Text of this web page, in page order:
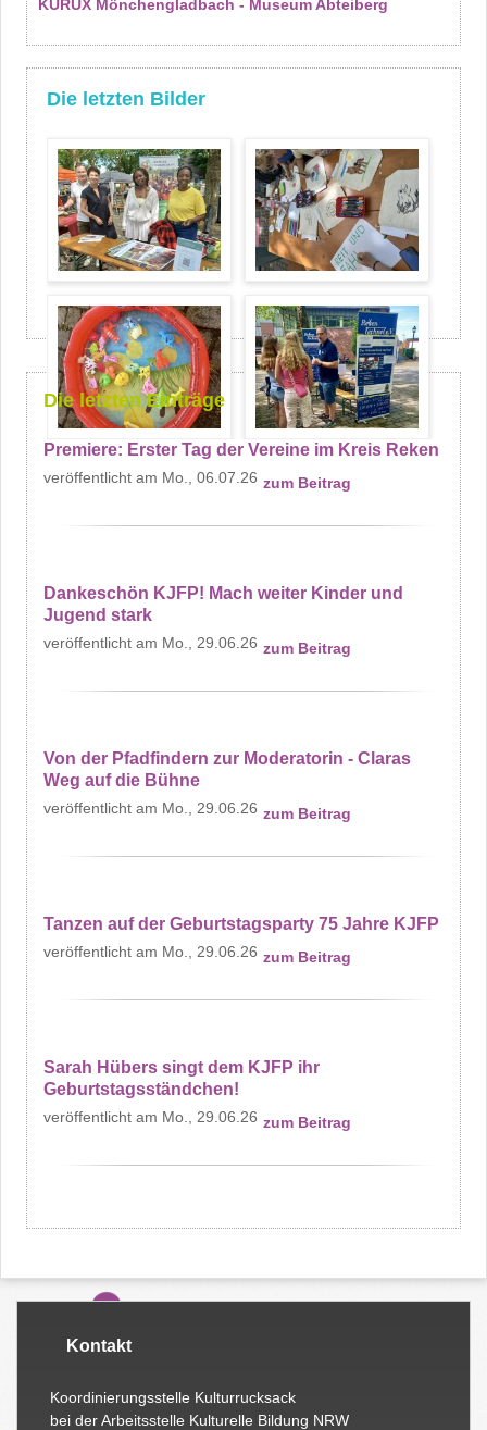
KURUX Mönchengladbach - Museum Abteiberg
Die letzten Bilder
Die letzten Einträge
Premiere: Erster Tag der Vereine im Kreis Reken
Mo., 06.07.26 zum Beitrag
Dankeschön KJFP! Mach weiter Kinder und
Jugend stark
Mo., 29.06.26 zum Beitrag
Von der Pfadfindern zur Moderatorin - Claras
Weg auf die Bühne
Mo., 29.06.26 zum Beitrag
Tanzen auf der Geburtstagsparty 75 Jahre KJFP
Mo., 29.06.26 zum Beitrag
Sarah Hübers singt dem KJFP ihr
Geburtstagsständchen!
Mo., 29.06.26 zum Beitrag
Kontakt
Koordinierungsstelle Kulturrucksack
bei der Arbeitsstelle Kulturelle Bildung NRW